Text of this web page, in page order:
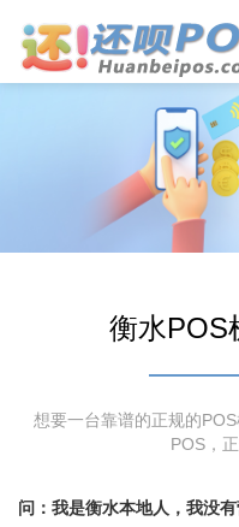
衡水POS
想要一台靠谱的正规的
POS，
问：我是衡水本地人，我没